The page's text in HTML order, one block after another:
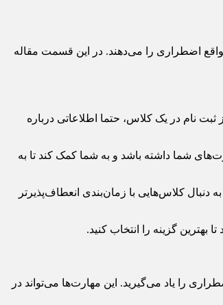
اضطراری را می‌دهند. در این قسمت مقاله
نام در یک کلاس، حتما اطلاعاتی درباره
شما داشته باشد و به شما کمک کند تا به
کلاس‌هایی با زمان‌بندی انعطاف‌پذیرتر
گزینه را انتخاب کنید.
را یاد می‌گیرید. این مهارت‌ها می‌تواند در